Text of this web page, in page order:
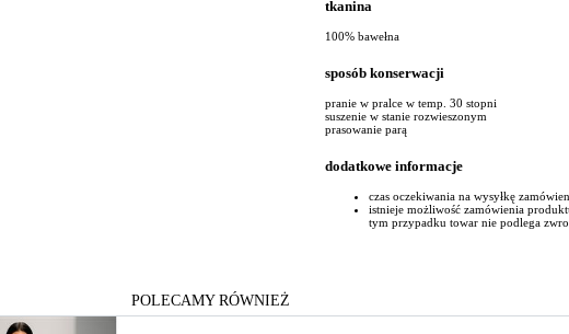
tkanina
100% bawełna
sposób konserwacji
pranie w pralce w temp. 30 stopni
suszenie w stanie rozwieszonym
prasowanie parą
dodatkowe informacje
czas oczekiwania na wysyłkę
istnieje możliwość zamówienia
tym przypadku towar nie podlega
POLECAMY RÓWNIEŻ